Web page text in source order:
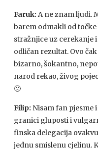
Faruk: A ne znam ljudi.
barem odmakli od
stražnjice uz cerekanje
odličan rezultat. Ovo
bizarno, šokantno,
narod rekao, živog
🙁
Filip: Nisam fan pjesme
granici gluposti i
finska delegacija
jednu smislenu cjelinu.